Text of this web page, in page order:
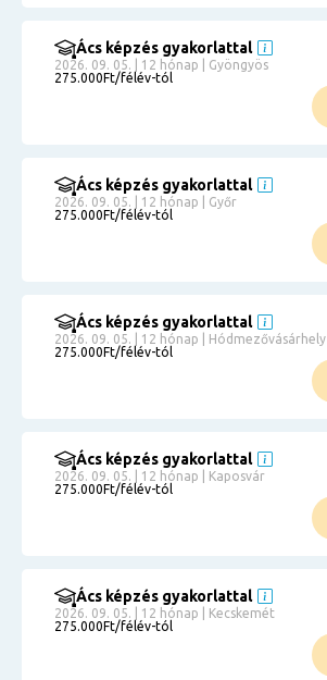
Ács képzés gyakorlattal
2026. 09. 05. | 12 hónap | Gyöngyös
275.000Ft/félév-tól
Ács képzés gyakorlattal
2026. 09. 05. | 12 hónap | Győr
275.000Ft/félév-tól
Ács képzés gyakorlattal
2026. 09. 05. | 12 hónap | Hódmezővásárhely
275.000Ft/félév-tól
Ács képzés gyakorlattal
2026. 09. 05. | 12 hónap | Kaposvár
275.000Ft/félév-tól
Ács képzés gyakorlattal
2026. 09. 05. | 12 hónap | Kecskemét
275.000Ft/félév-tól